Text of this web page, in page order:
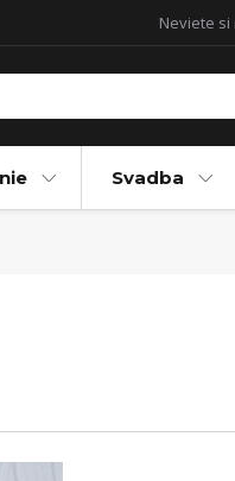
Neviete si
Svadba